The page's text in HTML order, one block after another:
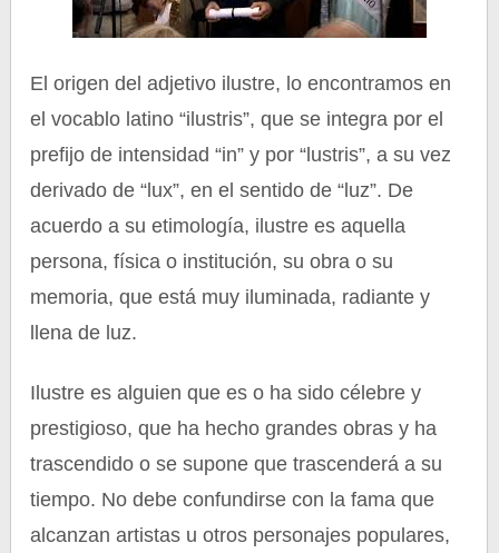
El origen del adjetivo ilustre, lo encontramos en
el vocablo latino “ilustris”, que se integra por el
prefijo de intensidad “in” y por “lustris”, a su vez
derivado de “lux”, en el sentido de “luz”. De
acuerdo a su etimología, ilustre es aquella
persona, física o institución, su obra o su
memoria, que está muy iluminada, radiante y
llena de luz.
Ilustre es alguien que es o ha sido célebre y
prestigioso, que ha hecho grandes obras y ha
trascendido o se supone que trascenderá a su
tiempo. No debe confundirse con la fama que
alcanzan artistas u otros personajes populares,